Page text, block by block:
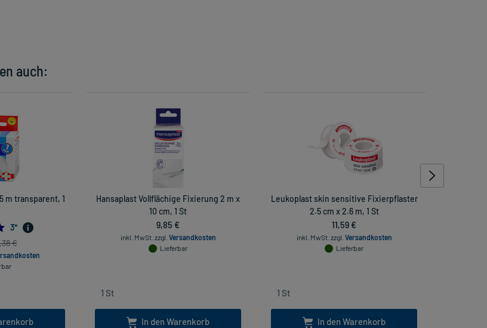
auch:
m transparent, 1
5.0
3*
€
Hansaplast Vollflächige Fixierung 2 m x
10 cm, 1 St
9,85 €
inkl. MwSt. zzgl. Versandkosten
Lieferbar
In den Warenkorb
Leukoplast skin sensitive Fixierpflaster
2.5 cm x 2.6 m, 1 St
11,59 €
inkl. MwSt. zzgl. Versandkosten
Lieferbar
In den Warenkorb